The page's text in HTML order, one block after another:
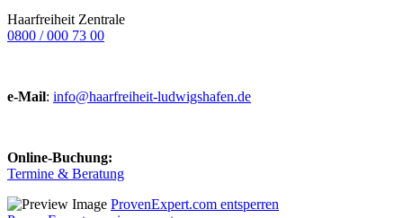
Haarfreiheit Zentrale
0800 / 000 73 00
e-Mail: info@haarfreiheit-ludwigshafen.de
Online-Buchung:
Termine & Beratung
ProvenExpert.com entsperren